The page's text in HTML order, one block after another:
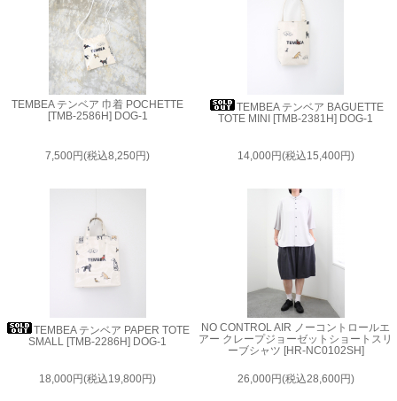
TEMBEA テンベア 巾着 POCHETTE
[TMB-2586H] DOG-1
7,500円(税込8,250円)
TEMBEA テンベア BAGUETTE
TOTE MINI [TMB-2381H] DOG-1
14,000円(税込15,400円)
TEMBEA テンベア PAPER TOTE
SMALL [TMB-2286H] DOG-1
18,000円(税込19,800円)
NO CONTROL AIR ノーコントロールエ
アー クレープジョーゼットショートスリ
ーブシャツ [HR-NC0102SH]
26,000円(税込28,600円)